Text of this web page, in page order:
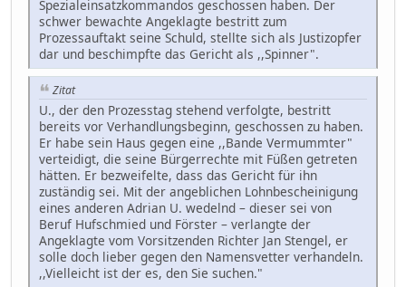
Spezialeinsatzkommandos geschossen haben. Der
schwer bewachte Angeklagte bestritt zum
Prozessauftakt seine Schuld, stellte sich als Justizopfer
dar und beschimpfte das Gericht als ,,Spinner".
Zitat
U., der den Prozesstag stehend verfolgte, bestritt
bereits vor Verhandlungsbeginn, geschossen zu haben.
Er habe sein Haus gegen eine ,,Bande Vermummter"
verteidigt, die seine Bürgerrechte mit Füßen getreten
hätten. Er bezweifelte, dass das Gericht für ihn
zuständig sei. Mit der angeblichen Lohnbescheinigung
eines anderen Adrian U. wedelnd – dieser sei von
Beruf Hufschmied und Förster – verlangte der
Angeklagte vom Vorsitzenden Richter Jan Stengel, er
solle doch lieber gegen den Namensvetter verhandeln.
,,Vielleicht ist der es, den Sie suchen."